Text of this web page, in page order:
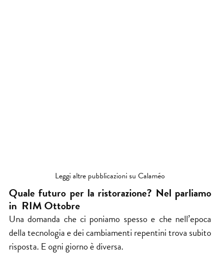
Leggi altre pubblicazioni su Calaméo
Quale futuro per la ristorazione? Nel parliamo
in RIM Ottobre
Una domanda che ci poniamo spesso e che nell’epoca
della tecnologia e dei cambiamenti repentini trova subito
risposta. E ogni giorno è diversa.